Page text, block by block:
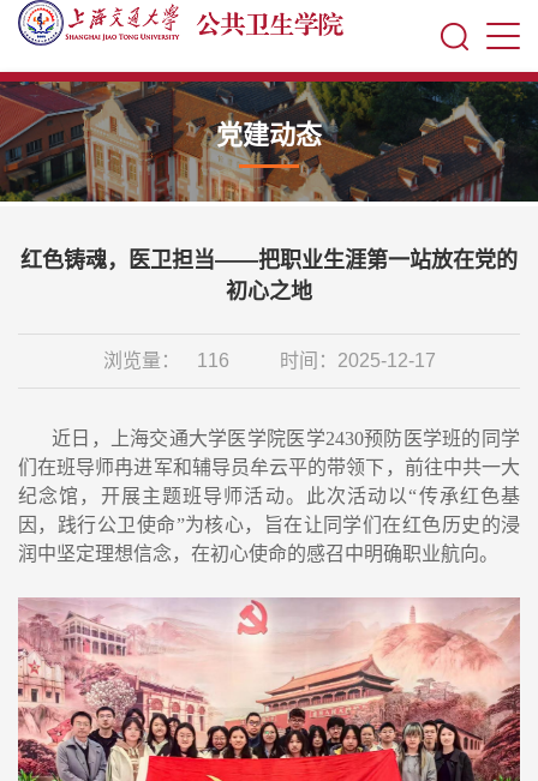
党建动态
红色铸魂，医卫担当——把职业生涯第一站放在党的
初心之地
浏览量： 116 时间：2025-12-17
近 日，上海交通大学医学院医学2430预防医学班的同学
们在班导师冉进军和辅导员牟云平的带领下，前往中共一大
纪念馆，开展主题班导师活动。此次活动以“传承红色基
因，践行公卫使命”为核心，旨在让同学们在红色历史的浸
润中坚定理想信念，在初心使命的感召中明确职业航向。